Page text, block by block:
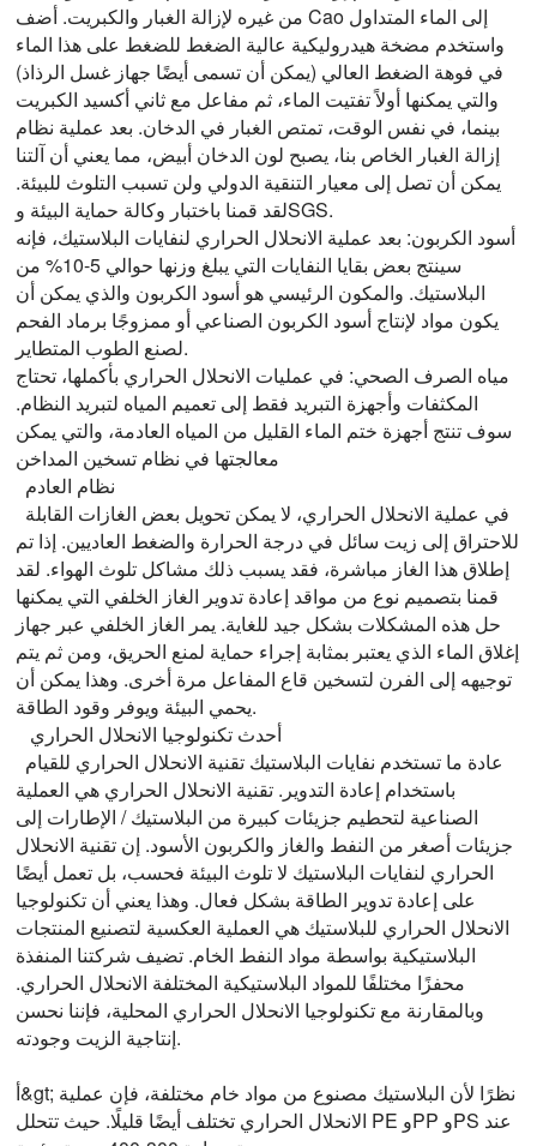
من غيره لإزالة الغبار والكبريت. أضف Cao إلى الماء المتداول
واستخدم مضخة هيدروليكية عالية الضغط للضغط على هذا الماء
في فوهة الضغط العالي (يمكن أن تسمى أيضًا جهاز غسل الرذاذ)
والتي يمكنها أولاً تفتيت الماء، ثم مفاعل مع ثاني أكسيد الكبريت
بينما، في نفس الوقت، تمتص الغبار في الدخان. بعد عملية نظام
إزالة الغبار الخاص بنا، يصبح لون الدخان أبيض، مما يعني أن آلتنا
يمكن أن تصل إلى معيار التنقية الدولي ولن تسبب التلوث للبيئة.
لقد قمنا باختبار وكالة حماية البيئة وSGS.
أسود الكربون: بعد عملية الانحلال الحراري لنفايات البلاستيك، فإنه
سينتج بعض بقايا النفايات التي يبلغ وزنها حوالي 5-10% من
البلاستيك. والمكون الرئيسي هو أسود الكربون والذي يمكن أن
يكون مواد لإنتاج أسود الكربون الصناعي أو ممزوجًا برماد الفحم
لصنع الطوب المتطاير.
مياه الصرف الصحي: في عمليات الانحلال الحراري بأكملها، تحتاج
المكثفات وأجهزة التبريد فقط إلى تعميم المياه لتبريد النظام.
سوف تنتج أجهزة ختم الماء القليل من المياه العادمة، والتي يمكن
معالجتها في نظام تسخين المداخن
نظام العادم
للاحتراق إلى زيت سائل في درجة الحرارة والضغط العاديين. إذا تم
إطلاق هذا الغاز مباشرة، فقد يسبب ذلك مشاكل تلوث الهواء. لقد
قمنا بتصميم نوع من مواقد إعادة تدوير الغاز الخلفي التي يمكنها
حل هذه المشكلات بشكل جيد للغاية. يمر الغاز الخلفي عبر جهاز
إغلاق الماء الذي يعتبر بمثابة إجراء حماية لمنع الحريق، ومن ثم يتم
توجيهه إلى الفرن لتسخين قاع المفاعل مرة أخرى. وهذا يمكن أن
يحمي البيئة ويوفر وقود الطاقة.
أحدث تكنولوجيا الانحلال الحراري
باستخدام إعادة التدوير. تقنية الانحلال الحراري هي العملية
الصناعية لتحطيم جزيئات كبيرة من البلاستيك / الإطارات إلى
جزيئات أصغر من النفط والغاز والكربون الأسود. إن تقنية الانحلال
الحراري لنفايات البلاستيك لا تلوث البيئة فحسب، بل تعمل أيضًا
على إعادة تدوير الطاقة بشكل فعال. وهذا يعني أن تكنولوجيا
الانحلال الحراري للبلاستيك هي العملية العكسية لتصنيع المنتجات
البلاستيكية بواسطة مواد النفط الخام. تضيف شركتنا المنفذة
محفزًا مختلفًا للمواد البلاستيكية المختلفة الانحلال الحراري.
وبالمقارنة مع تكنولوجيا الانحلال الحراري المحلية، فإننا نحسن
إنتاجية الزيت وجودته.
أ&gt; نظرًا لأن البلاستيك مصنوع من مواد خام مختلفة، فإن عملية
الانحلال الحراري تختلف أيضًا قليلًا. حيث تتحلل PE وPP وPS عند